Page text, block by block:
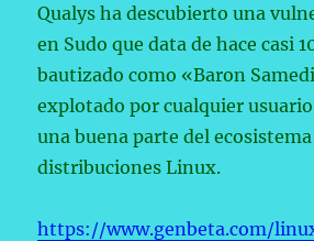
Qualys ha descubierto una
en Sudo que data de hace casi
bautizado como «Baron
explotado por cualquier
una buena parte del ecosistema
distribuciones Linux.
https://www.genbeta.com/